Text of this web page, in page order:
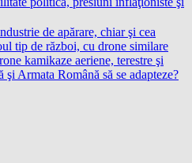
de apărare, chiar şi cea
tip de război, cu drone similare
kamikaze aeriene, terestre şi
Armata Română să se adapteze?